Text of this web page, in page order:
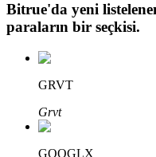
Kripto destekli
Bitrue'da yeni
paraların bir seçkisi.
GRVT
Grvt
GOOGLX